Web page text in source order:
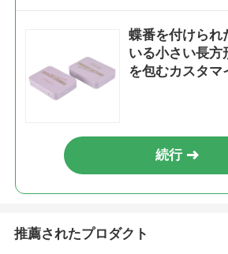
蝶番を付けられ
いる小さい長方
を包むカスタマ
続行
推薦されたプロダクト